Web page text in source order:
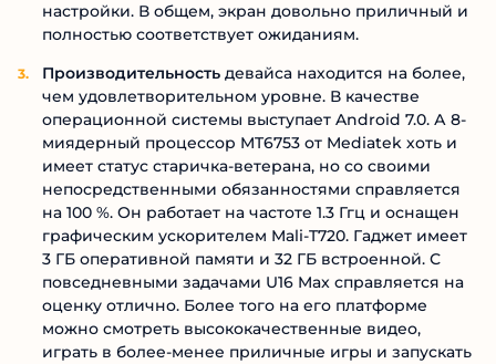
настройки. В общем, экран довольно приличный и
полностью соответствует ожиданиям.
Производительность девайса находится на более,
чем удовлетворительном уровне. В качестве
операционной системы выступает Android 7.0. А 8-
миядерный процессор MT6753 от Mediatek хоть и
имеет статус старичка-ветерана, но со своими
непосредственными обязанностями справляется
на 100 %. Он работает на частоте 1.3 Ггц и оснащен
графическим ускорителем Mali-T720. Гаджет имеет
3 ГБ оперативной памяти и 32 ГБ встроенной. С
повседневными задачами U16 Max справляется на
оценку отлично. Более того на его платформе
можно смотреть высококачественные видео,
играть в более-менее приличные игры и запускать